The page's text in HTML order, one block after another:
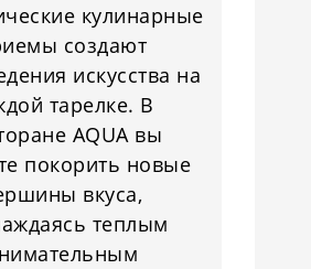
кулинарные
создают
искусства на
тарелке. В
AQUA вы
покорить новые
вкуса,
теплым